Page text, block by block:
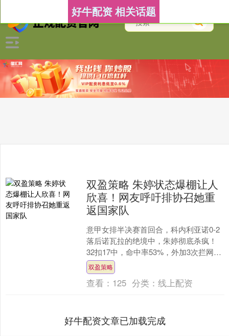
好牛配资 相关话题
双盈策略 朱婷状态爆棚让人
欣喜！网友呼吁排协召她重
返国家队
意甲女排半决赛首回合，科内利亚诺0-2
落后诺瓦拉的绝境中，朱婷彻底杀疯！
32扣17中，命中率53%，外加3次拦网、
1次发球得分，狂揽21分荣膺MVP，带队
3-2....
双盈策略
查看： 125 分类：线上配资
好牛配资文章已加载完成